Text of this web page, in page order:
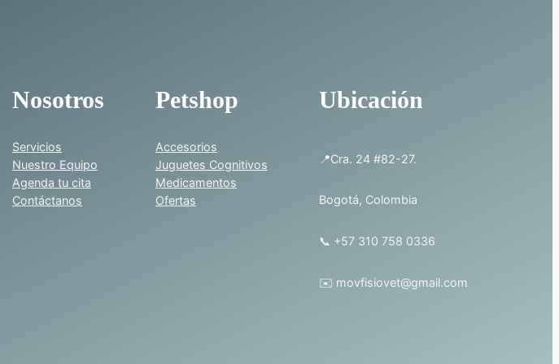
Nosotros
Servicios
Nuestro Equipo
Agenda tu cita
Contáctanos
Petshop
Accesorios
Juguetes Cognitivos
Medicamentos
Ofertas
Ubicación
📍Cra. 24 #82-27.
Bogotá, Colombia
📞 +57 310 758 0336
✉️ movfisiovet@gmail.com